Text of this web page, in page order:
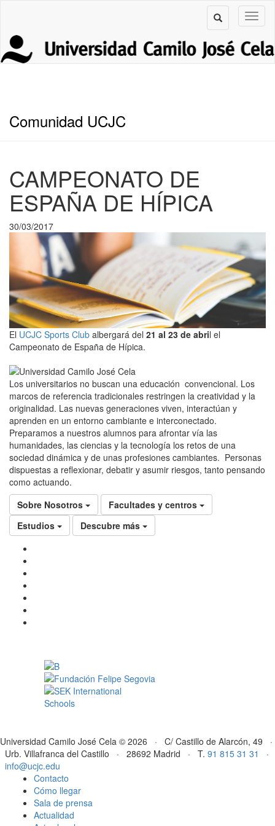
Comunidad UCJC
CAMPEONATO DE
ESPAÑA DE HÍPICA
30/03/2017
El UCJC Sports Club albergará del 21 al 23 de abril el
Campeonato de España de Hípica.
Los universitarios no buscan una educación convencional. Los
marcos de referencia tradicionales restringen la creatividad y la
originalidad. Las nuevas generaciones viven, interactúan y
aprenden en un entorno cambiante e interconectado.
Preparamos a nuestros alumnos para afrontar vía las
humanidades, las ciencias y la tecnología los retos de una
sociedad dinámica y de unas profesiones cambiantes. Personas
dispuestas a reflexionar, debatir y asumir riesgos, tanto pensando
como actuando.
Sobre Nosotros
Facultades y centros
Estudios
Descubre más
Universidad Camilo José Cela © 2026 · C/ Castillo de Alarcón, 49 ·
Urb. Villafranca del Castillo · 28692 Madrid · T. 91 815 31 31
·
info@ucjc.edu
Contacto
Cómo llegar
Sala de prensa
Actualidad